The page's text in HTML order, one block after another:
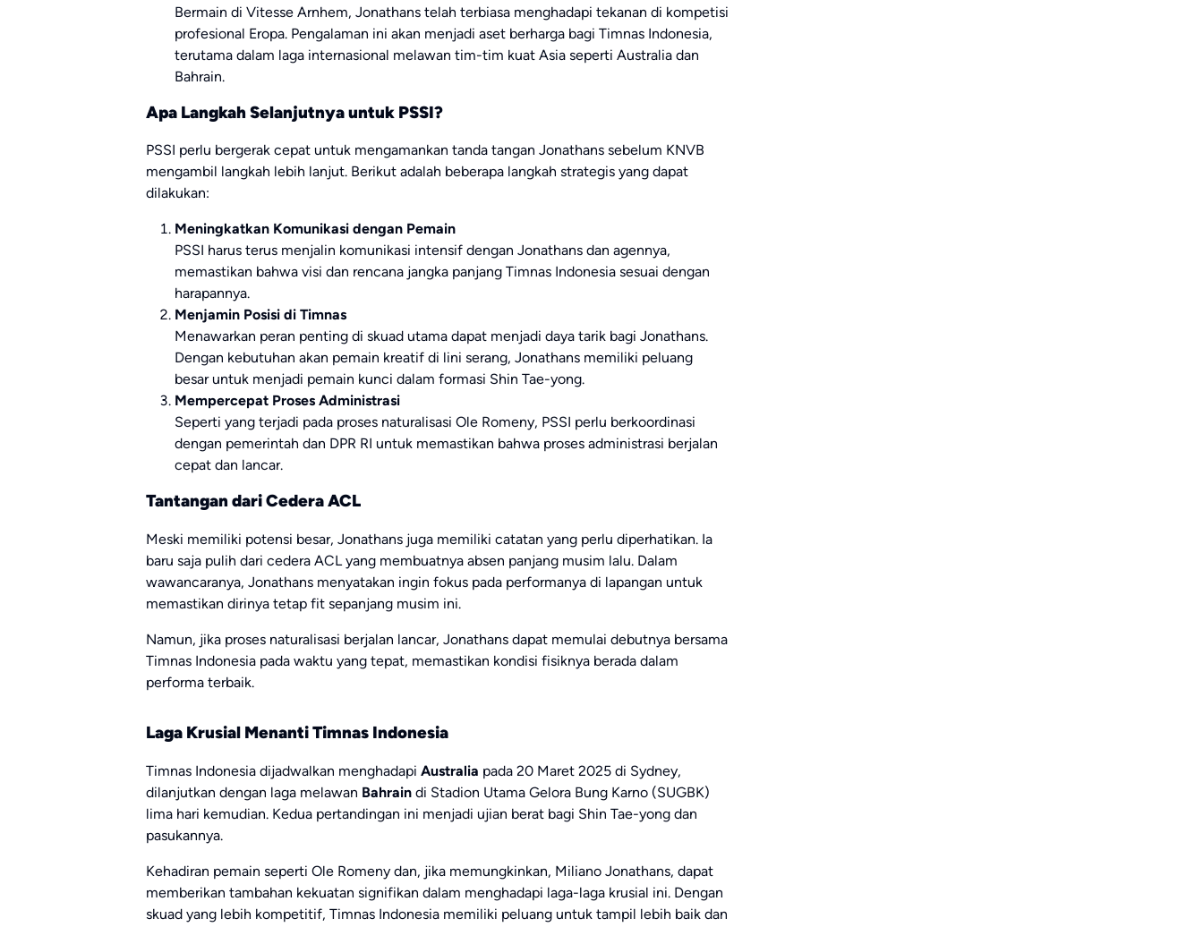
Bermain di Vitesse Arnhem, Jonathans telah terbiasa menghadapi tekanan di kompetisi
profesional Eropa. Pengalaman ini akan menjadi aset berharga bagi Timnas Indonesia,
terutama dalam laga internasional melawan tim-tim kuat Asia seperti Australia dan
Bahrain.
Apa Langkah Selanjutnya untuk PSSI?
PSSI perlu bergerak cepat untuk mengamankan tanda tangan Jonathans sebelum KNVB
mengambil langkah lebih lanjut. Berikut adalah beberapa langkah strategis yang dapat
dilakukan:
Meningkatkan Komunikasi dengan Pemain
PSSI harus terus menjalin komunikasi intensif dengan Jonathans dan agennya,
memastikan bahwa visi dan rencana jangka panjang Timnas Indonesia sesuai dengan
harapannya.
Menjamin Posisi di Timnas
Menawarkan peran penting di skuad utama dapat menjadi daya tarik bagi Jonathans.
Dengan kebutuhan akan pemain kreatif di lini serang, Jonathans memiliki peluang
besar untuk menjadi pemain kunci dalam formasi Shin Tae-yong.
Mempercepat Proses Administrasi
Seperti yang terjadi pada proses naturalisasi Ole Romeny, PSSI perlu berkoordinasi
dengan pemerintah dan DPR RI untuk memastikan bahwa proses administrasi berjalan
cepat dan lancar.
Tantangan dari Cedera ACL
Meski memiliki potensi besar, Jonathans juga memiliki catatan yang perlu diperhatikan. Ia
baru saja pulih dari cedera ACL yang membuatnya absen panjang musim lalu. Dalam
wawancaranya, Jonathans menyatakan ingin fokus pada performanya di lapangan untuk
memastikan dirinya tetap fit sepanjang musim ini.
Namun, jika proses naturalisasi berjalan lancar, Jonathans dapat memulai debutnya bersama
Timnas Indonesia pada waktu yang tepat, memastikan kondisi fisiknya berada dalam
performa terbaik.
Laga Krusial Menanti Timnas Indonesia
Timnas Indonesia dijadwalkan menghadapi Australia pada 20 Maret 2025 di Sydney,
dilanjutkan dengan laga melawan Bahrain di Stadion Utama Gelora Bung Karno (SUGBK)
lima hari kemudian. Kedua pertandingan ini menjadi ujian berat bagi Shin Tae-yong dan
pasukannya.
Kehadiran pemain seperti Ole Romeny dan, jika memungkinkan, Miliano Jonathans, dapat
memberikan tambahan kekuatan signifikan dalam menghadapi laga-laga krusial ini. Dengan
skuad yang lebih kompetitif, Timnas Indonesia memiliki peluang untuk tampil lebih baik dan